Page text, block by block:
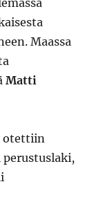
Maassa
Matti
otettiin